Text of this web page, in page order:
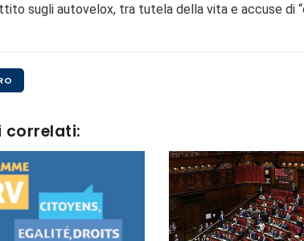
sugli autovelox, tra tutela della vita e accuse di
correlati: